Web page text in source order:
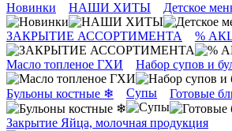
Новинки НАШИ ХИТЫ Детское
ЗАКРЫТИЕ АССОРТИМЕНТА %
Масло топленое ГХИ Набор супов и
Бульоны костные ❄ Супы Готовые
Закрытие Яйца, молочная продукция